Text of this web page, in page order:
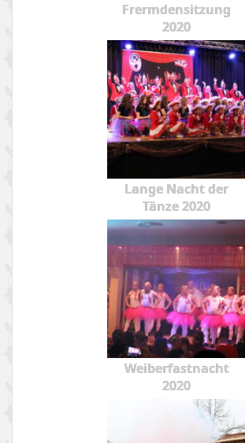
Frermdensitzung
2020
Lange Nacht der
Tänze 2020
Weiberfastnacht
2020